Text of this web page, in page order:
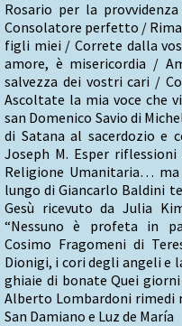
Rosario per la
Consolatore perfetto /
figli miei / Correte dalla
amore, è misericordia /
salvezza dei vostri cari /
Ascoltate la mia voce che
san Domenico Savio di
di Satana al sacerdozio e
Joseph M. Esper
Religione Umanitaria…
lungo di Giancarlo Baldini
Gesù ricevuto da Julia
“Nessuno è profeta in
Cosimo Fragomeni di
Dionigi, i cori degli angeli e
ghiaie di bonate Quei
Alberto Lombardoni rimedi
San Damiano e Luz de María